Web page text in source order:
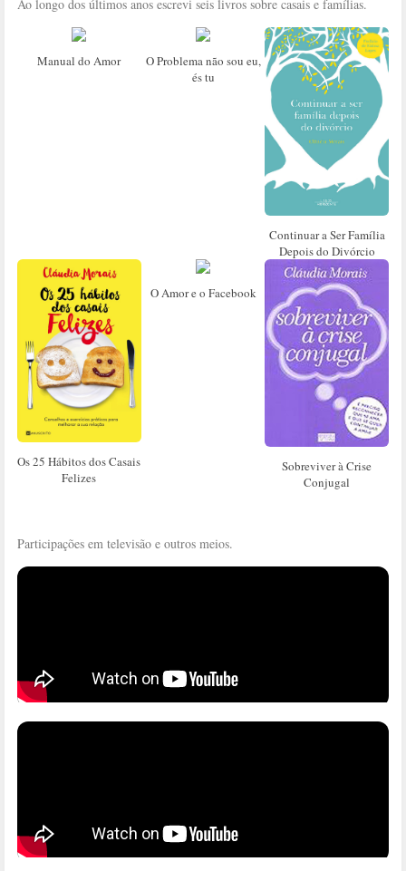
Ao longo dos últimos anos escrevi seis livros sobre casais e famílias.
Manual do Amor
O Problema não sou eu,
és tu
Continuar a Ser Família
Depois do Divórcio
Os 25 Hábitos dos Casais
Felizes
O Amor e o Facebook
Sobreviver à Crise
Conjugal
Participações em televisão e outros meios.